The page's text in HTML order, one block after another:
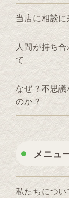
当店に相談
人間が持ち
て
なぜ？不思
のか？
メニュ
私たちについ